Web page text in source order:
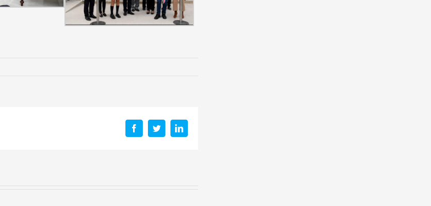
FacebookTwitterLinkedIn